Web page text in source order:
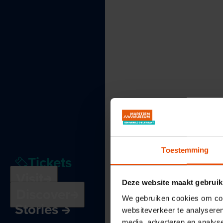
Toestemming
Deze website maakt
We gebruiken cookies om
websiteverkeer te
Tickets
Visit
Stories